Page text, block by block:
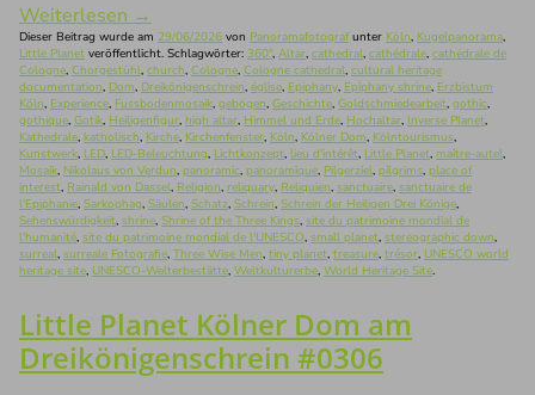
Weiterlesen →
Dieser Beitrag wurde am 29/06/2026 von Panoramafotografunter Köln, Kugelpanorama,
Little Planet veröffentlicht. Schlagwörter: 360°, Altar, cathedral, cathédrale, cathédrale de
Cologne, Chorgestühl, church, Cologne, Cologne cathedral, cultural heritage
documentation, Dom, Dreikönigenschrein, église, Epiphany, Epiphany shrine, Erzbistum
Köln, Experience, Fussbodenmosaik, gebogen, Geschichte, Goldschmiedearbeit, gothic,
gothique, Gotik, Heiligenfigur, high altar, Himmel und Erde, Hochaltar, Inverse Planet,
Kathedrale, katholisch, Kirche, Kirchenfenster, Köln, Kölner Dom, Kölntourismus,
Kunstwerk, LED, LED-Beleuchtung, Lichtkonzept, lieu d'intérêt, Little Planet, maître-autel,
Mosaik, Nikolaus von Verdun, panoramic, panoramique, Pilgerziel, pilgrims, place of
interest, Rainald von Dassel, Religion, reliquary, Reliquien, sanctuaire, sanctuaire de
l'Epiphanie, Sarkophag, Säulen, Schatz, Schrein, Schrein der Heiligen Drei Könige,
Sehenswürdigkeit, shrine, Shrine of the Three Kings, site du patrimoine mondial de
l'humanité, site du patrimoine mondial de l'UNESCO, small planet, stereographic down,
surreal, surreale Fotografie, Three Wise Men, tiny planet, treasure, trésor, UNESCO world
heritage site, UNESCO-Welterbestätte, Weltkulturerbe, World Heritage Site.
Little Planet Kölner Dom am
Dreikönigenschrein #0306